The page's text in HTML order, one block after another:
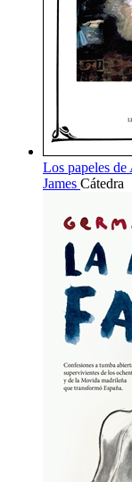
Los papeles de
James Cátedra